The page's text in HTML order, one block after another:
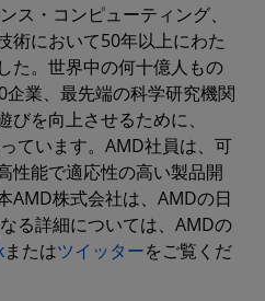
ス・コンピューティング、
術において50年以上にわた
た。世界中の何十億人もの
業、最先端の科学研究機関
を向上させるために、
ています。AMD社員は、可
性能で適応性の高い製品開
AMD株式会社は、AMDの日
る詳細については、AMDの
またはツイッターをご覧くだ